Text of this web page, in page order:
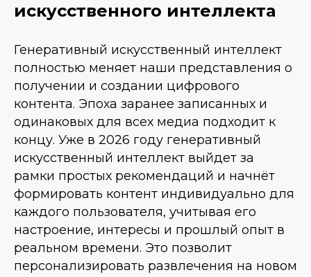
искусственного интеллекта
Генеративный искусственный интеллект
полностью меняет наши представления о
получении и создании цифрового
контента. Эпоха заранее записанных и
одинаковых для всех медиа подходит к
концу. Уже в 2026 году генеративный
искусственный интеллект выйдет за
рамки простых рекомендаций и начнёт
формировать контент индивидуально для
каждого пользователя, учитывая его
настроение, интересы и прошлый опыт в
реальном времени. Это позволит
персонализировать развлечения на новом